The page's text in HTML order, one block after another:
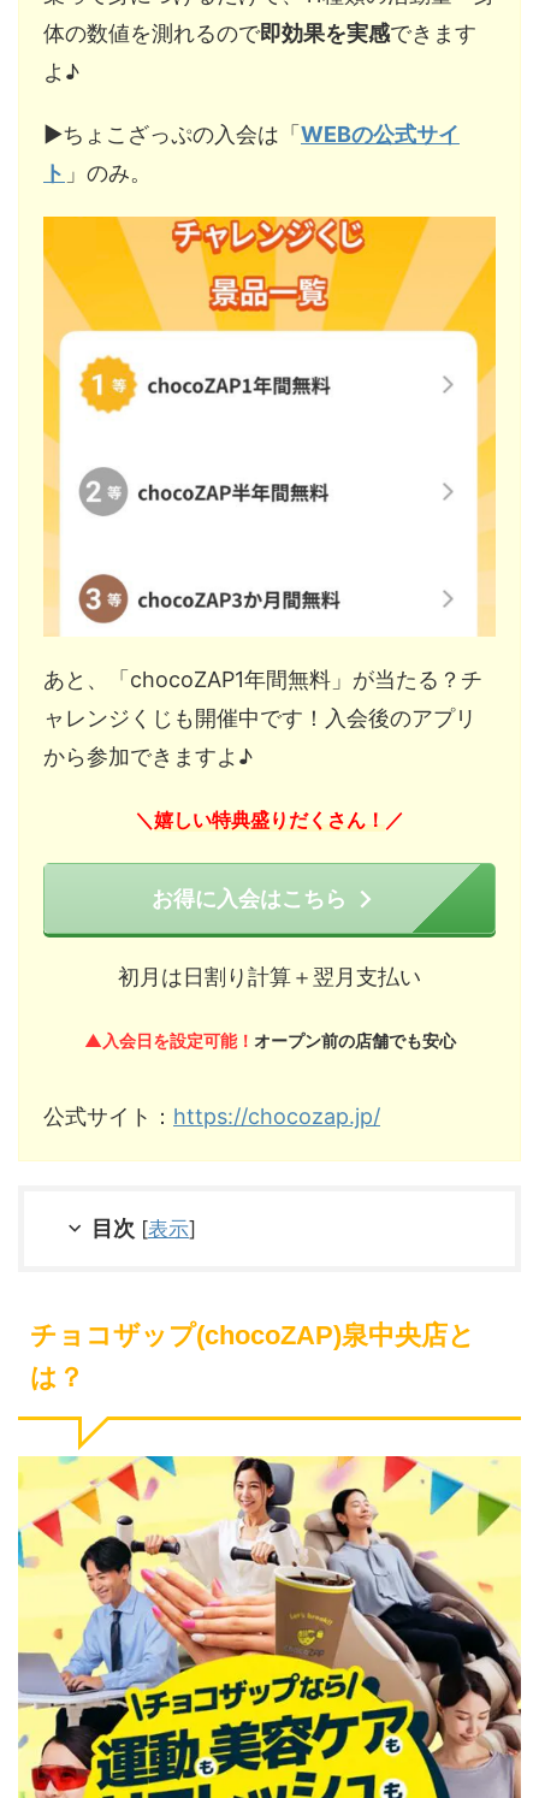
体の数値を測れるので即効果を実感できます
よ♪
▶︎ちょこざっぷの入会は「WEBの公式サイ
ト 」のみ。
あと、「chocoZAP1年間無料」が当たる？チ
ャレンジくじも開催中です！入会後のアプリ
から参加できますよ♪
＼ 嬉しい特典盛りだくさん！ ／
お得に入会はこちら
初月は日割り計算＋翌月支払い
▲入会日を設定可能！ オープン前の店舗でも安心
公式サイト： https://chocozap.jp/
目次 [表示]
チョコザップ(chocoZAP)泉中央店と
は？